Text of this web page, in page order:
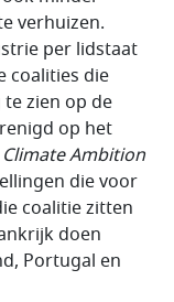
verhuizen.
per lidstaat
coalities die
zien op de
op het
Ambition
die voor
coalitie zitten
doen
Portugal en